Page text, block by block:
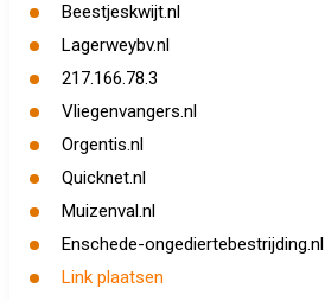
Beestjeskwijt.nl
Lagerweybv.nl
217.166.78.3
Vliegenvangers.nl
Orgentis.nl
Quicknet.nl
Muizenval.nl
Enschede-ongediertebestrijding.nl
Link plaatsen